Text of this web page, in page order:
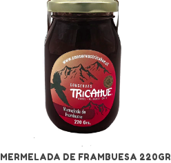
MERMELADA DE FRAMBUESA 220GR